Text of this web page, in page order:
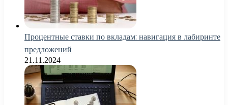
Процентные ставки по вкладам: навигация в лабиринте
предложений
21.11.2024